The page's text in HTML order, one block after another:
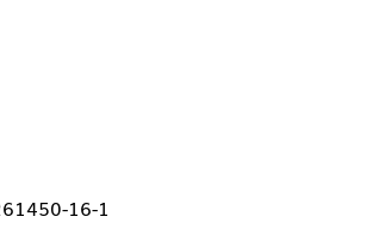
16-1